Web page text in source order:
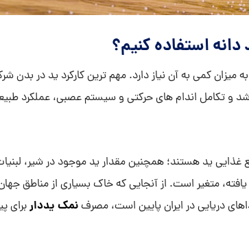
استفاده کنیم؟
کمی به آن نیاز دارد. مهم ترین کارکرد ید در بدن
تکامل اندام های حرکتی و سیستم عصبی، عملکرد
غذایی ید هستند؛ همچنین مقدار ید موجود در شیر،
متغیر است. از آنجایی که خاک بسیاری از مناطق
دریایی در ایران پایین است، مصرفنمک یدداربرای